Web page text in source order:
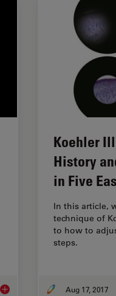
The Fundamentals and History of
Koehler
History
in Five
In this article,
technique of
to how to
steps.
Aug 17, 2017